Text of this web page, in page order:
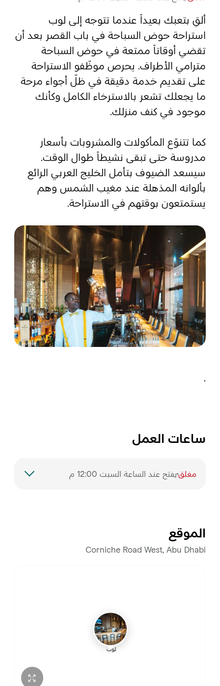
رسم خريطة
أبو ظبي
منطقة العين
منطقة الظفرة
دائرة الثقافة والسياحة - أبوظبي
مركز أبوظبي الوطني للمعارض والمؤتمرات
ألقِ بتعبك بعيداً عندما تتوجه إلى لوب
استراحة حوض السباحة في باب القصر بعد أن
تقضي أوقاتاً ممتعة في حوض السباحة
مترامي الأطراف. يحرص موظّفو الاستراحة
على تقديم خدمة دقيقة في ظلّ أجواء مرحة
ما يجعلك تشعر بالاسترخاء الكامل وكأنك
موجود في كنف منزلك.
كما تتنوّع المأكولات والمشروبات بأسعار
مدروسة حتى تبقى نشيطاً طوال الوقت.
سيسعد الضيوف بتأمل الخليج العربي الرائع
بألوانه المذهلة عند مغيب الشمس وهم
يستمتعون بوقتهم في الاستراحة.
.
ساعات العمل
مغلقيفتح عند الساعة السبت 12:00 م
الاثنين 12:00 م – 12:00 ص
الموقع
Corniche Road West, Abu Dhabi
لوب